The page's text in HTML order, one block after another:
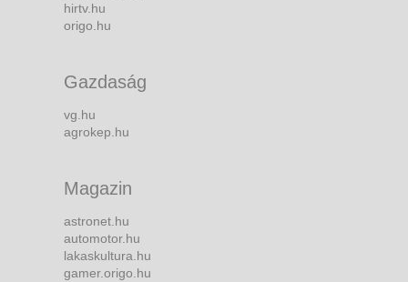
hirtv.hu
origo.hu
Gazdaság
vg.hu
agrokep.hu
Magazin
astronet.hu
automotor.hu
lakaskultura.hu
gamer.origo.hu